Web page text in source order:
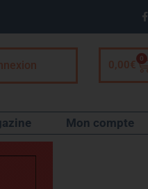
0,00€
0
Mon compte